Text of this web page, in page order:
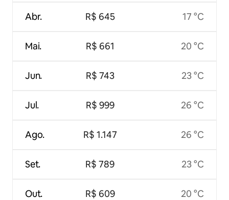
Abr.
Mai.
Jun.
Jul.
Ago.
Set.
Out.
R$ 645
R$ 661
R$ 743
R$ 999
R$ 1.147
R$ 789
R$ 609
17 °C
20 °C
23 °C
26 °C
26 °C
23 °C
20 °C